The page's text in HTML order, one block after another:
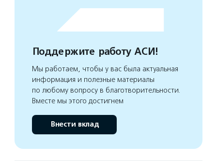
Поддержите работу АСИ!
Мы работаем, чтобы у вас была актуальная
информация и полезные материалы
по любому вопросу в благотворительности.
Вместе мы этого достигнем
Внести вклад